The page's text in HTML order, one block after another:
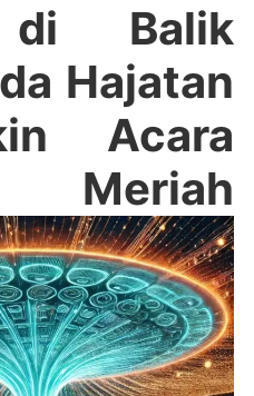
di Balik
Hajatan
Acara